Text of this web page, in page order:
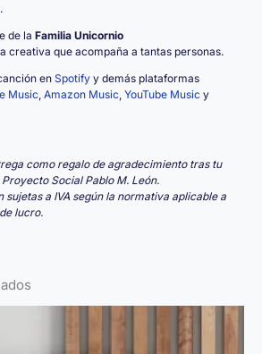
de la Familia Unicornio
creativa que acompaña a tantas personas.
en Spotifyy demás plataformas
Music, Amazon Music, YouTube Music y
como regalo de agradecimiento tras tu
Social Pablo M. León.
sujetas a IVA según la normativa aplicable a
lucro.